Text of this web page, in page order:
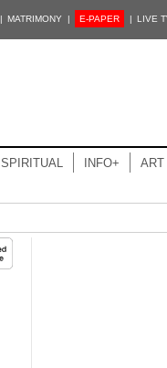
MATRIMONY | E-PAPER | LIVE
SPIRITUAL INFO+ ART